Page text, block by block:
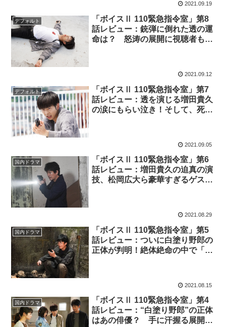
2021.09.19
デフォルト
「ボイスⅡ 110緊急指令室」第8
話レビュー：銃弾に倒れた透の運
命は？ 怒涛の展開に視聴者も啞
2021.09.12
デフォルト
「ボイスⅡ 110緊急指令室」第7
話レビュー：透を演じる増田貴久
の涙にもらい泣き！そして、死ん
2021.09.05
国内ドラマ
「ボイスⅡ 110緊急指令室」第6
話レビュー：増田貴久の迫真の演
技、松岡広大ら豪華すぎるゲスト
2021.08.29
国内ドラマ
「ボイスⅡ 110緊急指令室」第5
話レビュー：ついに白塗り野郎の
正体が判明！絶体絶命の中で「会
2021.08.15
国内ドラマ
「ボイスⅡ 110緊急指令室」第4
話レビュー：“白塗り野郎”の正体
はあの俳優？ 手に汗握る展開が